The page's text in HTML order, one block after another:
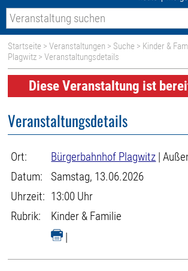
Startseite >Veranstaltungen > Suche > Kinder &
Plagwitz > Veranstaltungsdetails
Diese Veranstaltung ist
Veranstaltungsdetails
Ort: Bürgerbahnhof Plagwitz |
Datum:
Samstag, 13.06.2026
Uhrzeit: 13:00 Uhr
Rubrik:
Kinder & Familie
|